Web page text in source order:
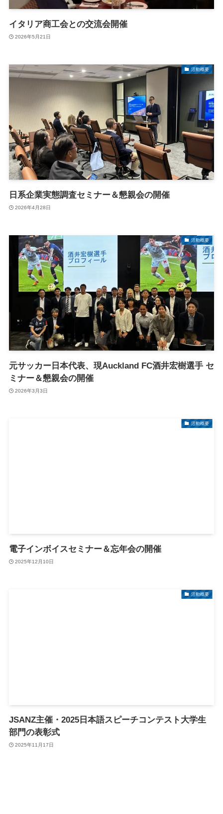
イタリア商工会との交流会開催
2026年5月21日
活動概要
日系企業実態調査セミナー＆懇親会の開催
2026年4月28日
活動概要
元サッカー日本代表、現Auckland FC酒井宏樹選手 セ
ミナー＆懇親会の開催
2026年3月3日
活動概要
電子インボイスセミナー＆忘年会の開催
2025年12月10日
活動概要
JSANZ主催・2025日本語スピーチコンテスト大学生
部門の表彰式
2025年11月17日